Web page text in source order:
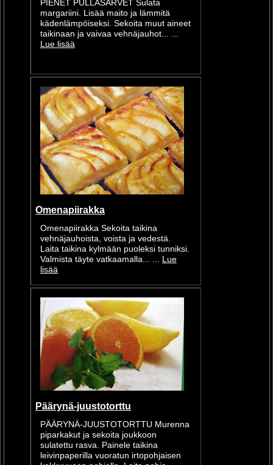
PIENET PULLASARVET Sulata
margariini. Lisää maito ja lämmitä
kädenlämpöiseksi. Sekoita muut aineet
taikinaan ja vaivaa vehnäjauhot... ...
Lue lisää
Omenapiirakka
Omenapiirakka Sekoita taikina
vehnäjauhoista, voista ja vedestä.
Laita taikina kylmään puoleksi tunniksi.
Valmista täyte vatkaamalla... ... Lue
lisää
Päärynä-juustotorttu
PÄÄRYNÄ-JUUSTOTORTTU Murenna
piparkakut ja sekoita joukkoon
sulatettu rasva. Painele taikina
leivinpaperilla vuoratun irtopohjaisen